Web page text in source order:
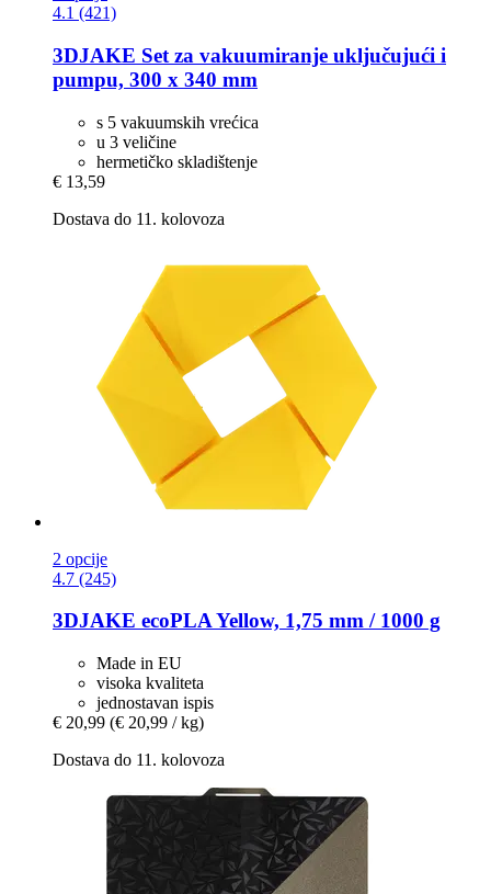
4.1 (421)
3DJAKE Set za vakuumiranje uključujući i
pumpu, 300 x 340 mm
s 5 vakuumskih vrećica
u 3 veličine
hermetičko skladištenje
€ 13,59
Dostava do 11. kolovoza
2 opcije
4.7 (245)
3DJAKE ecoPLA Yellow, 1,75 mm / 1000 g
Made in EU
visoka kvaliteta
jednostavan ispis
€ 20,99 (€ 20,99 / kg)
Dostava do 11. kolovoza